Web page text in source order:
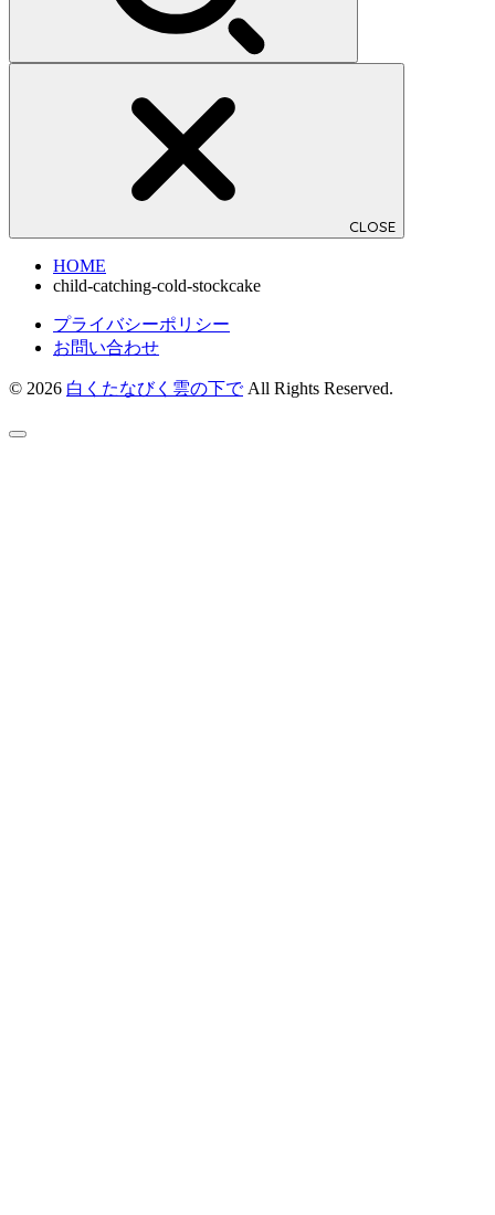
CLOSE
HOME
child-catching-cold-stockcake
プライバシーポリシー
お問い合わせ
© 2026 白くたなびく雲の下でAll Rights Reserved.